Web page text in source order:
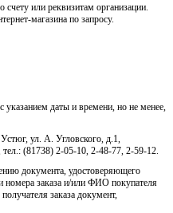
или реквизитам организации.
магазина по запросу.
даты и времени, но не менее,
ул. А. Угловского, д.1,
(81738) 2-05-10, 2-48-77, 2-59-12.
документа, удостоверяющего
номера заказа и/или ФИО покупателя
заказа документ,